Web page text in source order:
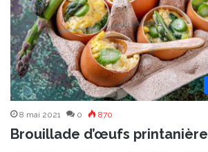
8 mai 2021 0 870
Brouillade d’œufs printanière